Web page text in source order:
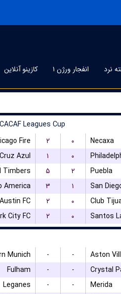
نرد انفجار ورژن ۱ کازینو آنلاین
Leagues Cup
Fire
۲ ۰ Necaxa
Cruz Azul
۱ ۰
Timbers
۵ ۲ Puebla
America
۳ ۱ San
Austin FC
۲ ۰ Club
City FC
۲ ۰ Santos
Munich
- - Aston
Fulham
- - Crystal
Leganes
- - Merida